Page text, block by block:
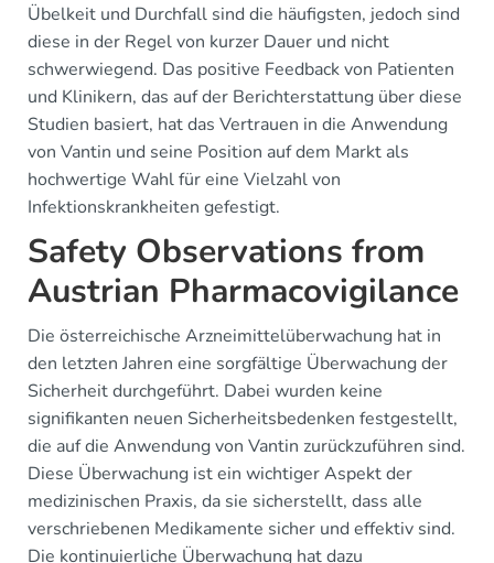
Übelkeit und Durchfall sind die häufigsten, jedoch sind
diese in der Regel von kurzer Dauer und nicht
schwerwiegend. Das positive Feedback von Patienten
und Klinikern, das auf der Berichterstattung über diese
Studien basiert, hat das Vertrauen in die Anwendung
von Vantin und seine Position auf dem Markt als
hochwertige Wahl für eine Vielzahl von
Infektionskrankheiten gefestigt.
Safety Observations from
Austrian Pharmacovigilance
Die österreichische Arzneimittelüberwachung hat in
den letzten Jahren eine sorgfältige Überwachung der
Sicherheit durchgeführt. Dabei wurden keine
signifikanten neuen Sicherheitsbedenken festgestellt,
die auf die Anwendung von Vantin zurückzuführen sind.
Diese Überwachung ist ein wichtiger Aspekt der
medizinischen Praxis, da sie sicherstellt, dass alle
verschriebenen Medikamente sicher und effektiv sind.
Die kontinuierliche Überwachung hat dazu